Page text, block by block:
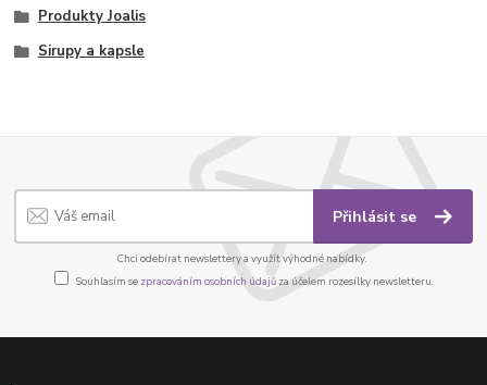
Produkty Joalis
Sirupy a kapsle
Přihlásit se
Chci odebírat newslettery a využít výhodné nabídky.
Souhlasím se zpracováním osobních údajůza účelem rozesílky newsletteru.